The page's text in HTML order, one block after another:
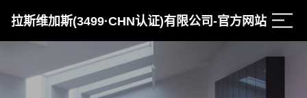
拉斯维加斯(3499·CHN认证)有限公司-官方网站